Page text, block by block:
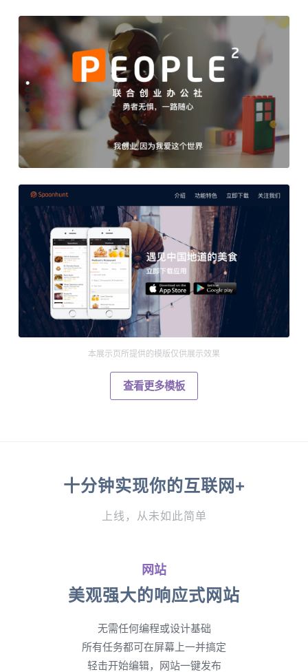
本展示页所提供的模版仅供展示效果
查看更多模板
十分钟实现你的互联网+
上线，从未如此简单
网站
美观强大的响应式网站
无需任何编程或设计基础
所有任务都可在屏幕上一并搞定
轻击开始编辑，网站一键发布